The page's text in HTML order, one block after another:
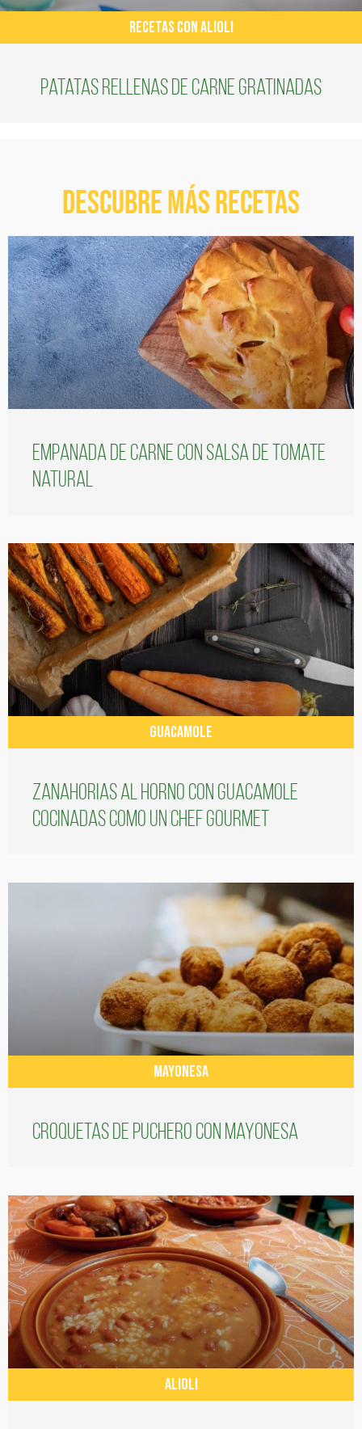
RECETAS CON ALIOLI
Patatas rellenas de carne gratinadas
Descubre más recetas
Empanada de carne con salsa de tomate
natural
GUACAMOLE
Zanahorias al horno con guacamole
cocinadas como un chef gourmet
MAYONESA
Croquetas de puchero con Mayonesa
ALIOLI